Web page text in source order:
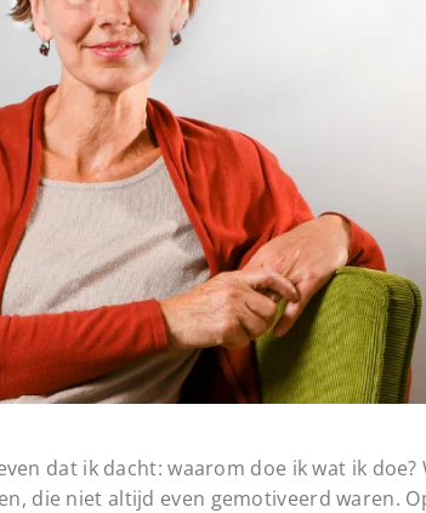
dat ik dacht: waarom doe ik wat ik doe?
die niet altijd even gemotiveerd waren.